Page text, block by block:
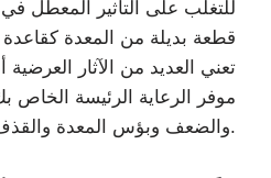
للتغلب على التأثير المعطل
قطعة بديلة من المعدة كقاعدة
تعني العديد من الآثار
موفر الرعاية الرئيسة الخاص
والضعف وبؤس المعدة والقذف.